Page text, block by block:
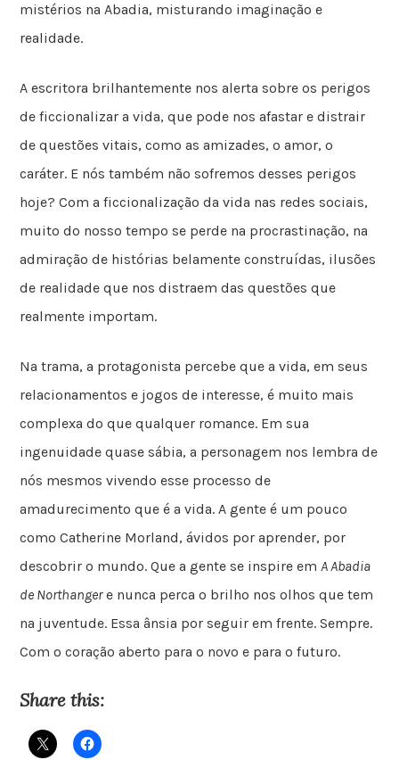
mistérios na Abadia, misturando imaginação e
realidade.
A escritora brilhantemente nos alerta sobre os perigos
de ficcionalizar a vida, que pode nos afastar e distrair
de questões vitais, como as amizades, o amor, o
caráter. E nós também não sofremos desses perigos
hoje? Com a ficcionalização da vida nas redes sociais,
muito do nosso tempo se perde na procrastinação, na
admiração de histórias belamente construídas, ilusões
de realidade que nos distraem das questões que
realmente importam.
Na trama, a protagonista percebe que a vida, em seus
relacionamentos e jogos de interesse, é muito mais
complexa do que qualquer romance. Em sua
ingenuidade quase sábia, a personagem nos lembra de
nós mesmos vivendo esse processo de
amadurecimento que é a vida. A gente é um pouco
como Catherine Morland, ávidos por aprender, por
descobrir o mundo. Que a gente se inspire emA Abadia
de Northangere nunca perca o brilho nos olhos que tem
na juventude. Essa ânsia por seguir em frente. Sempre.
Com o coração aberto para o novo e para o futuro.
Share this: